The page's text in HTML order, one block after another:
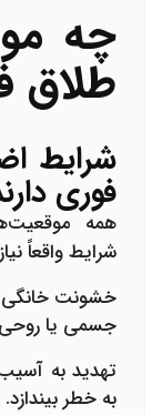
چه
طلاق
شرایط
فوری
همه
شرایط واقعاً
خشونت
جسمی یا روحی
تهدید به
به خطر بیندازد.